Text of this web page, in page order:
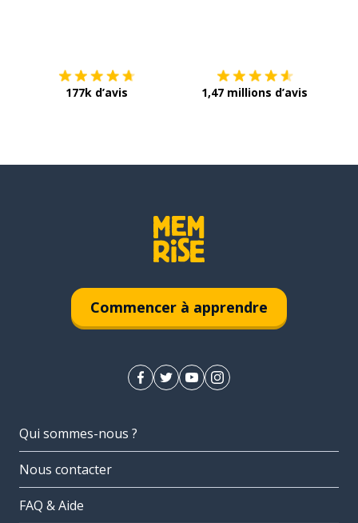
177k d’avis 1,47 millions d’avis
Commencer à apprendre
Qui sommes-nous ?
Nous contacter
FAQ & Aide